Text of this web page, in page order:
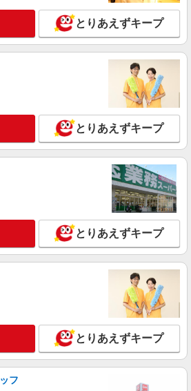
1,210円〜
県吉川市
詳細を見る
新宿本社 第3営業部
人ホームでの看護師
給：准看護士2200円〜 /看護師2300円〜 ※
験などにより異なる
県吉川市
詳細を見る
環境◎】よすぎて全私が泣いた≫看護助
給1600円〜2250円 ＜日払い有/週払い有/交
詳細を見る
とりあえずキープ
とりあえずキープ
とりあえずキープ
とりあえずキープ
フ